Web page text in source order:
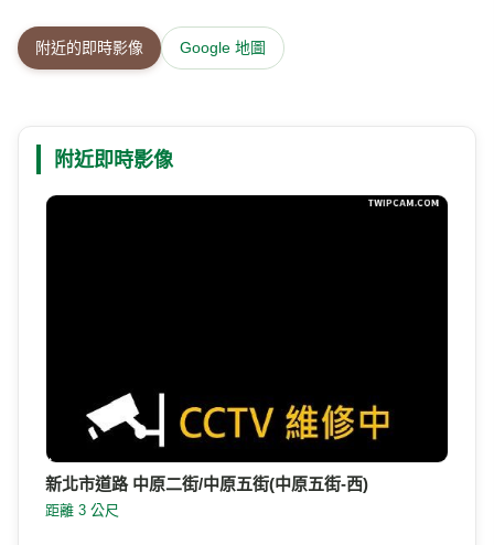
附近的即時影像 Google 地圖
附近即時影像
新北市道路 中原二街/中原五街(中原五街-西)
距離 3 公尺